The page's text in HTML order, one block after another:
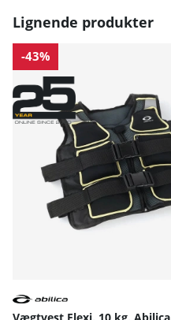
Lignende produkter
-43%